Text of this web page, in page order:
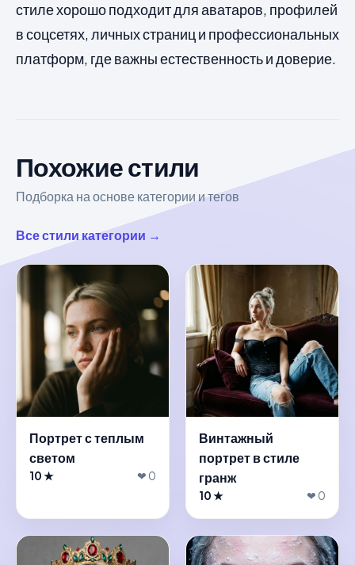
стиле хорошо подходит для аватаров, профилей
в соцсетях, личных страниц и профессиональных
платформ, где важны естественность и доверие.
Похожие стили
Подборка на основе категории и тегов
Все стили категории →
Портрет с теплым
светом
10 ★ ❤ 0
Винтажный
портрет в стиле
гранж
10 ★ ❤ 0